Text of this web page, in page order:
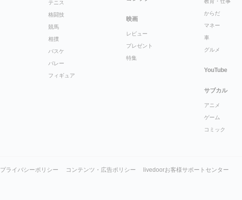
テニス
格闘技
競馬
相撲
バスケ
バレー
フィギュア
映画
レビュー
プレゼント
特集
からだ
マネー
車
グルメ
YouTube
サブカル
アニメ
ゲーム
コミック
プライバシーポリシー コンテンツ・広告ポリシー livedoorお客様サポートセンター